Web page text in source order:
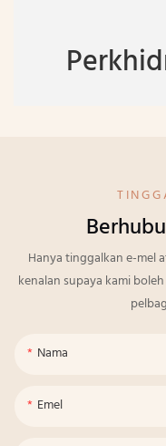
Hanya tinggalkan e-mel
kenalan supaya kami
Nama
Emel